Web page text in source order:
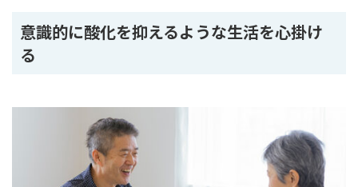
意識的に酸化を抑えるような生活を心掛け
る